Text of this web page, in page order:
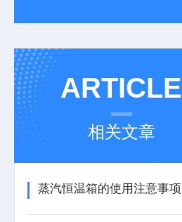
ARTICLE
相关文章
蒸汽恒温箱的使用注意事项